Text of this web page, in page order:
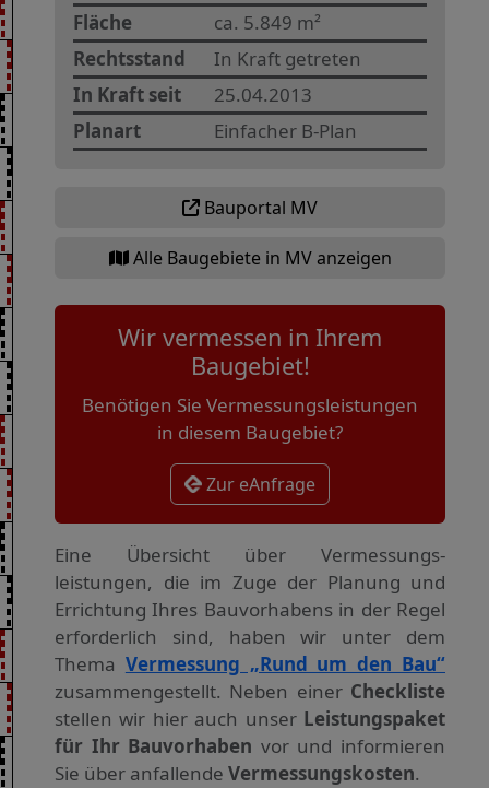
Fläche
ca. 5.849 m²
Rechtsstand
In Kraft getreten
In Kraft seit
25.04.2013
Planart
Einfacher B-Plan
Bauportal MV
Alle Baugebiete in MV anzeigen
Wir vermessen in Ihrem
Baugebiet!
Benötigen Sie Vermessungsleistungen
in diesem Baugebiet?
Zur eAnfrage
Eine Übersicht über Vermessungs­
leistungen, die im Zuge der Planung und
Errichtung Ihres Bauvorhabens in der Regel
erforderlich sind, haben wir unter dem
Thema Vermessung „Rund um den Bau“
zusammengestellt. Neben einer Checkliste
stellen wir hier auch unser Leistungspaket
für Ihr Bauvorhaben vor und informieren
Sie über anfallende Vermessungskosten.